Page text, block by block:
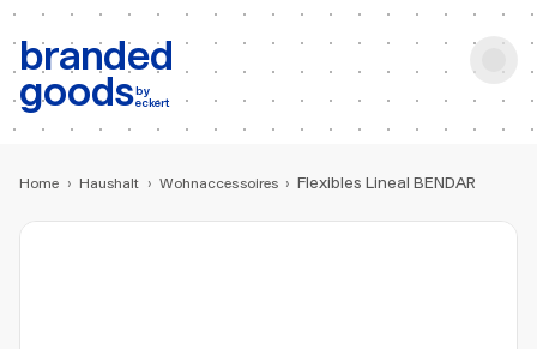
branded
goodsby
eckert
b: Produktsuche
Home › Haushalt › Wohnaccessoires › Flexibles Lineal BENDAR